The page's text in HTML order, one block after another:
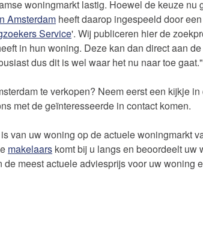
woningmarkt lastig. Hoewel de keuze
Amsterdam heeft daarop ingespeeld door
Service'. Wij publiceren hier de
in hun woning. Deze kan dan direct aan
dus dit is wel waar het nu naar toe gaat."
te verkopen? Neem eerst een kijkje
met de geïnteresseerde in contact komen.
van uw woning op de actuele woningmarkt
makelaars komt bij u langs en beoordeelt
de meest actuele adviesprijs voor uw